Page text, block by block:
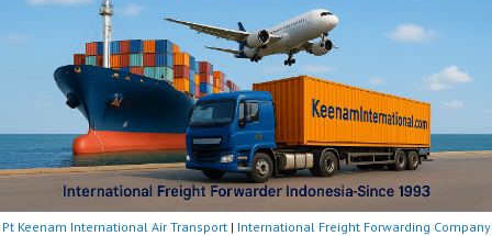
Pt Keenam International Air Transport| International Freight Forwarding Company